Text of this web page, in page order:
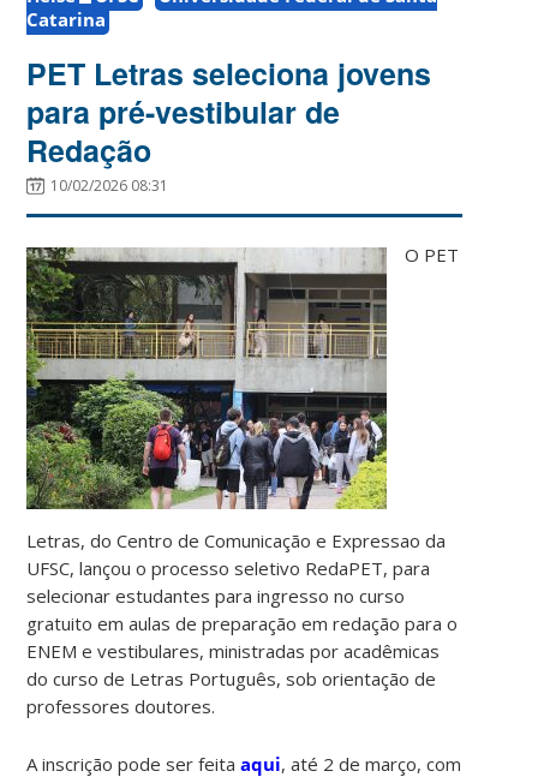
Catarina
PET Letras seleciona jovens
para pré-vestibular de
Redação
10/02/2026 08:31
O PET
Letras, do Centro de Comunicação e Expressao da
UFSC, lançou o processo seletivo RedaPET, para
selecionar estudantes para ingresso no curso
gratuito em aulas de preparação em redação para o
ENEM e vestibulares, ministradas por acadêmicas
do curso de Letras Português, sob orientação de
professores doutores.
A inscrição pode ser feitaaqui, até 2 de março, com